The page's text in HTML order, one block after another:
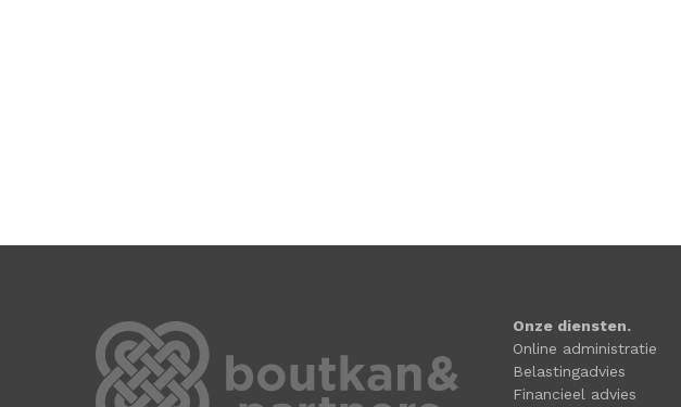
Onze diensten.
Online administratie
Belastingadvies
Financieel advies